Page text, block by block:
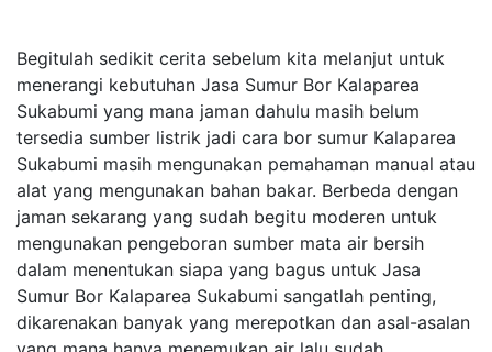
Begitulah sedikit cerita sebelum kita melanjut untuk
menerangi kebutuhan Jasa Sumur Bor Kalaparea
Sukabumi yang mana jaman dahulu masih belum
tersedia sumber listrik jadi cara bor sumur Kalaparea
Sukabumi masih mengunakan pemahaman manual atau
alat yang mengunakan bahan bakar. Berbeda dengan
jaman sekarang yang sudah begitu moderen untuk
mengunakan pengeboran sumber mata air bersih
dalam menentukan siapa yang bagus untuk Jasa
Sumur Bor Kalaparea Sukabumi sangatlah penting,
dikarenakan banyak yang merepotkan dan asal-asalan